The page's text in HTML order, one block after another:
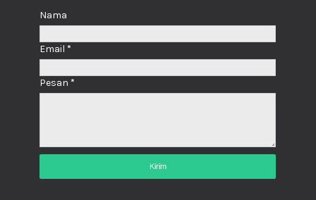
Nama
Email *
Pesan *